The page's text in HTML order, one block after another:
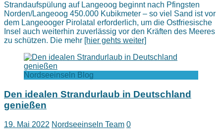
Strandaufspülung auf Langeoog beginnt nach Pfingsten
Norden/Langeoog 450.000 Kubikmeter – so viel Sand ist vor
dem Langeooger Pirolatal erforderlich, um die Ostfriesische
Insel auch weiterhin zuverlässig vor den Kräften des Meeres
zu schützen. Die mehr [hier gehts weiter]
Nordseeinseln Blog
Den idealen Strandurlaub in Deutschland
genießen
19. Mai 2022 Nordseeinseln Team 0